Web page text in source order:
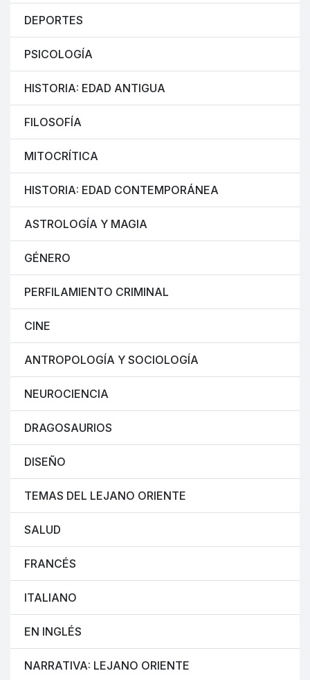
DEPORTES
PSICOLOGÍA
HISTORIA: EDAD ANTIGUA
FILOSOFÍA
MITOCRÍTICA
HISTORIA: EDAD CONTEMPORÁNEA
ASTROLOGÍA Y MAGIA
GÉNERO
PERFILAMIENTO CRIMINAL
CINE
ANTROPOLOGÍA Y SOCIOLOGÍA
NEUROCIENCIA
DRAGOSAURIOS
DISEÑO
TEMAS DEL LEJANO ORIENTE
SALUD
FRANCÉS
ITALIANO
EN INGLÉS
NARRATIVA: LEJANO ORIENTE